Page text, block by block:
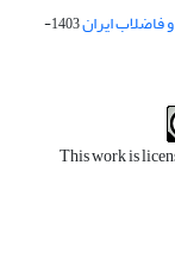
فاضلاب ایران
1403-
This work is